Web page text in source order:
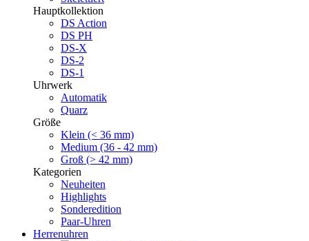
Hauptkollektion
DS Action
DS PH
DS-X
DS-2
DS-1
Uhrwerk
Automatik
Quarz
Größe
Klein (< 36 mm)
Medium (36 - 42 mm)
Groß (> 42 mm)
Kategorien
Neuheiten
Highlights
Sonderedition
Paar-Uhren
Herrenuhren